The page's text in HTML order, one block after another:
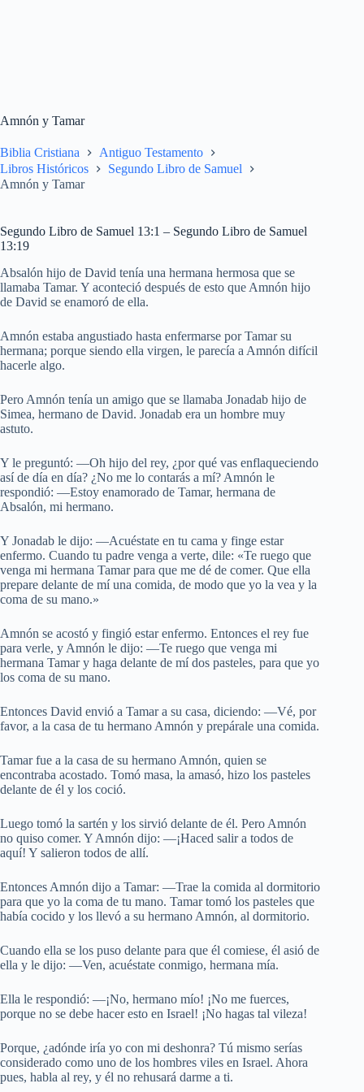
Amnón y Tamar
Biblia Cristiana
Antiguo Testamento
Libros Históricos
Segundo Libro de Samuel
Amnón y Tamar
Segundo Libro de Samuel 13:1 – Segundo Libro de Samuel
13:19
Absalón hijo de David tenía una hermana hermosa que se
llamaba Tamar. Y aconteció después de esto que Amnón hijo
de David se enamoró de ella.
Amnón estaba angustiado hasta enfermarse por Tamar su
hermana; porque siendo ella virgen, le parecía a Amnón difícil
hacerle algo.
Pero Amnón tenía un amigo que se llamaba Jonadab hijo de
Simea, hermano de David. Jonadab era un hombre muy
astuto.
Y le preguntó: —Oh hijo del rey, ¿por qué vas enflaqueciendo
así de día en día? ¿No me lo contarás a mí? Amnón le
respondió: —Estoy enamorado de Tamar, hermana de
Absalón, mi hermano.
Y Jonadab le dijo: —Acuéstate en tu cama y finge estar
enfermo. Cuando tu padre venga a verte, dile: «Te ruego que
venga mi hermana Tamar para que me dé de comer. Que ella
prepare delante de mí una comida, de modo que yo la vea y la
coma de su mano.»
Amnón se acostó y fingió estar enfermo. Entonces el rey fue
para verle, y Amnón le dijo: —Te ruego que venga mi
hermana Tamar y haga delante de mí dos pasteles, para que yo
los coma de su mano.
Entonces David envió a Tamar a su casa, diciendo: —Vé, por
favor, a la casa de tu hermano Amnón y prepárale una comida.
Tamar fue a la casa de su hermano Amnón, quien se
encontraba acostado. Tomó masa, la amasó, hizo los pasteles
delante de él y los coció.
Luego tomó la sartén y los sirvió delante de él. Pero Amnón
no quiso comer. Y Amnón dijo: —¡Haced salir a todos de
aquí! Y salieron todos de allí.
Entonces Amnón dijo a Tamar: —Trae la comida al dormitorio
para que yo la coma de tu mano. Tamar tomó los pasteles que
había cocido y los llevó a su hermano Amnón, al dormitorio.
Cuando ella se los puso delante para que él comiese, él asió de
ella y le dijo: —Ven, acuéstate conmigo, hermana mía.
Ella le respondió: —¡No, hermano mío! ¡No me fuerces,
porque no se debe hacer esto en Israel! ¡No hagas tal vileza!
Porque, ¿adónde iría yo con mi deshonra? Tú mismo serías
considerado como uno de los hombres viles en Israel. Ahora
pues, habla al rey, y él no rehusará darme a ti.